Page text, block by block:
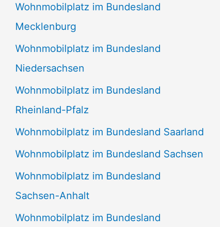
Wohnmobilplatz im Bundesland
Mecklenburg
Wohnmobilplatz im Bundesland
Niedersachsen
Wohnmobilplatz im Bundesland
Rheinland-Pfalz
Wohnmobilplatz im Bundesland Saarland
Wohnmobilplatz im Bundesland Sachsen
Wohnmobilplatz im Bundesland
Sachsen-Anhalt
Wohnmobilplatz im Bundesland